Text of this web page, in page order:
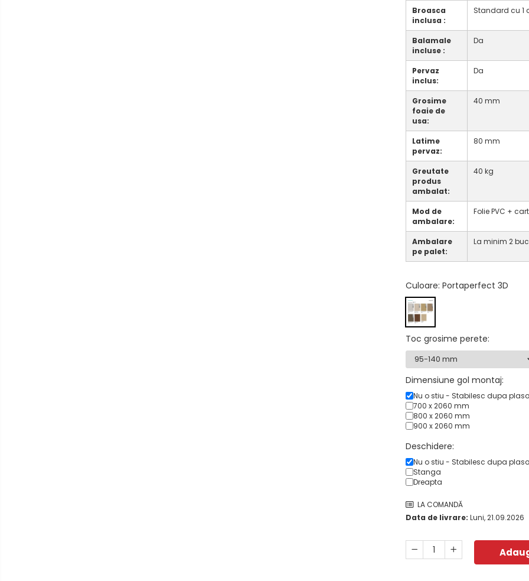
Broasca
inclusa :
Standard cu 1
Balamale
incluse :
Da
Pervaz
inclus:
Da
Grosime
foaie de
usa:
40 mm
Latime
pervaz:
80 mm
Greutate
produs
ambalat:
40 kg
Mod de
ambalare:
Folie PVC +
Ambalare
pe palet:
La minim 2
Culoare: Portaperfect 3D
Toc grosime perete:
Dimensiune gol montaj:
Nu o stiu - Stabilesc dupa
700 x 2060 mm
800 x 2060 mm
900 x 2060 mm
Deschidere:
Nu o stiu - Stabilesc dupa
Stanga
Dreapta
LA COMANDĂ
Data de livrare: Luni, 21.09.2026